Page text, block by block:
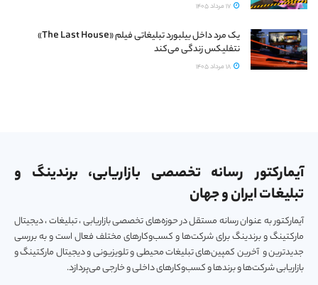
یک مرد داخل بیلبورد تبلیغاتی فیلم «The Last House»
نتفلیکس زندگی می‌کند
آیمارکتور رسانه تخصصی بازاریابی، برندینگ و
تبلیغات ایران و جهان
آیمارکتور به عنوان رسانه مستقل در حوزه‌های تخصصی بازاریابی ، تبلیغات ، دیجیتال
مارکتینگ و برندینگ برای شرکت‌ها و کسب‌و‌کارهای مختلف فعال است و به بررسی
جدیدترین و آخرین کمپین‌های تبلیغات محیطی و تلویزیونی و دیجیتال مارکتینگ و
بازاریابی شرکت‌ها و برندها و کسب‌و‌کارهای داخلی و خارجی می‌پردازد.